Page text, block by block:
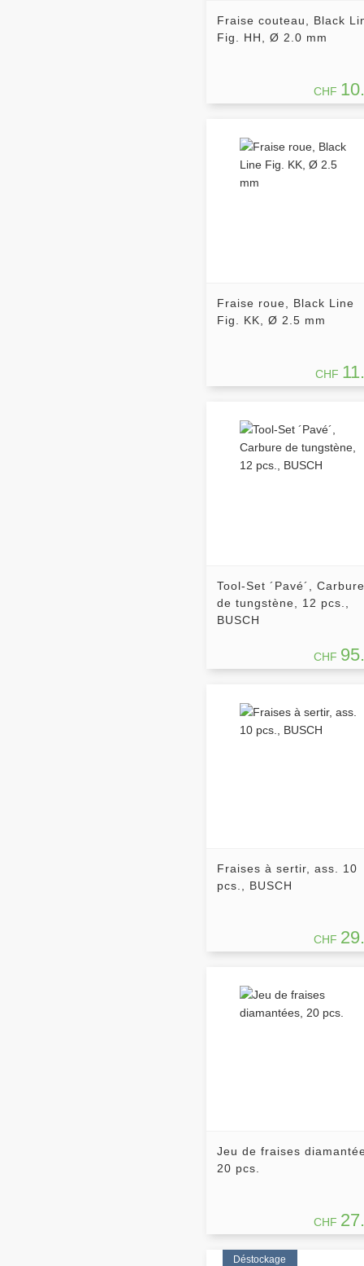
Fraise couteau, Black
Fig. HH, Ø 2.0 mm
CHF
Fraise roue, Black Line
Fig. KK, Ø 2.5 mm
CHF
Tool-Set ´Pavé´, Carbure
de tungstène, 12 pcs.,
BUSCH
CHF
Fraises à sertir, ass. 10
pcs., BUSCH
CHF
Jeu de fraises
20 pcs.
CHF
Déstockage